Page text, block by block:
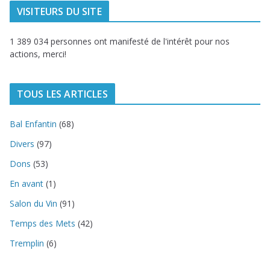
VISITEURS DU SITE
1 389 034 personnes ont manifesté de l'intérêt pour nos
actions, merci!
TOUS LES ARTICLES
Bal Enfantin (68)
Divers (97)
Dons (53)
En avant (1)
Salon du Vin (91)
Temps des Mets (42)
Tremplin (6)